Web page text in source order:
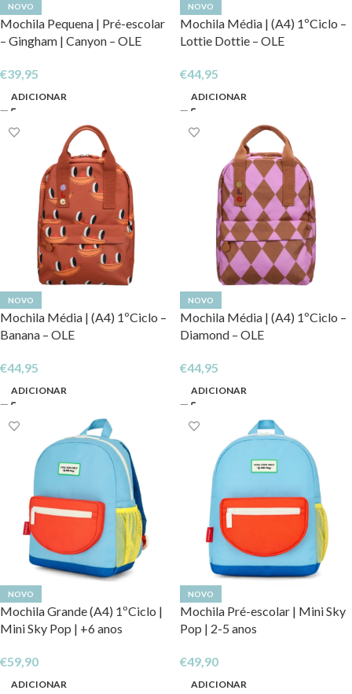
NOVO
Mochila Pequena | Pré-escolar
– Gingham | Canyon – OLE
€39,95
ADICIONAR
NOVO
Mochila Média | (A4) 1ºCiclo –
Lottie Dottie – OLE
€44,95
ADICIONAR
NOVO
Mochila Média | (A4) 1ºCiclo –
Banana – OLE
€44,95
ADICIONAR
NOVO
Mochila Média | (A4) 1ºCiclo –
Diamond – OLE
€44,95
ADICIONAR
NOVO
Mochila Grande (A4) 1ºCiclo |
Mini Sky Pop | +6 anos
€59,90
ADICIONAR
NOVO
Mochila Pré-escolar | Mini Sky
Pop | 2-5 anos
€49,90
ADICIONAR